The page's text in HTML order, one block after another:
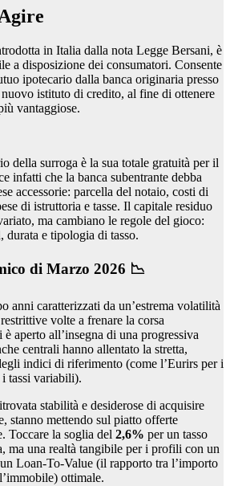
in Italia dalla nota Legge Bersani, è
a disposizione dei consumatori. Consente
ipotecario dalla banca originaria presso
istituto di credito, al fine di ottenere
vantaggiose.
della surroga è la sua totale gratuità per il
infatti che la banca subentrante debba
accessorie: parcella del notaio, costi di
di istruttoria e tasse. Il capitale residuo
ma cambiano le regole del gioco:
durata e tipologia di tasso.
di Marzo 2026 📉
anni caratterizzati da un’estrema volatilità
volte a frenare la corsa
aperto all’insegna di una progressiva
centrali hanno allentato la stretta,
indici di riferimento (come l’Eurirs per i
tassi variabili).
stabilità e desiderose di acquisire
stanno mettendo sul piatto offerte
Toccare la soglia del 2,6% per un tasso
ma una realtà tangibile per i profili con un
Loan-To-Value (il rapporto tra l’importo
ottimale.